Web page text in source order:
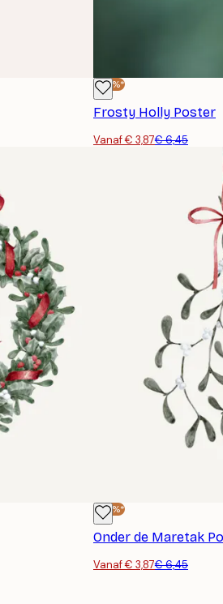
-40%*
Frosty Holly Poster
Vanaf € 3,87€ 6,45
-40%*
Onder de Maretak
Vanaf € 3,87€ 6,45